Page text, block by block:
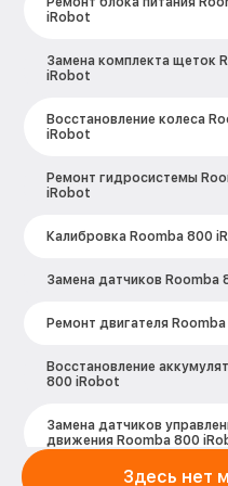
iRobot
Замена комплекта щеток
iRobot
Восстановление колеса
iRobot
Ремонт гидросистемы
iRobot
Калибровка Roomba 800
Замена датчиков Roomba
Ремонт двигателя
Восстановление
800 iRobot
Замена датчиков
движения Roomba 800
Здесь нет